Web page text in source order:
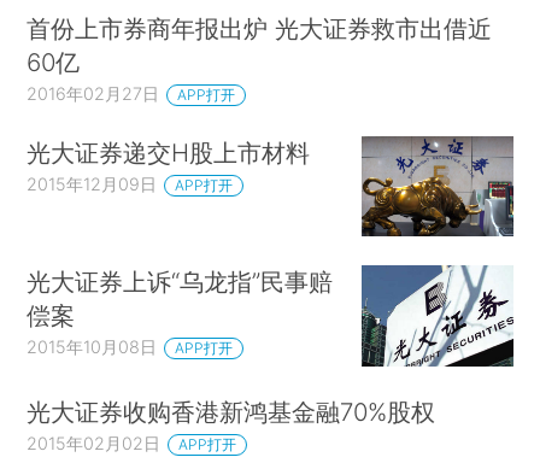
首份上市券商年报出炉 光大证券救市出借近
60亿
2016年02月27日 APP打开
光大证券递交H股上市材料
2015年12月09日 APP打开
光大证券上诉“乌龙指”民事赔
偿案
2015年10月08日 APP打开
光大证券收购香港新鸿基金融70%股权
2015年02月02日 APP打开